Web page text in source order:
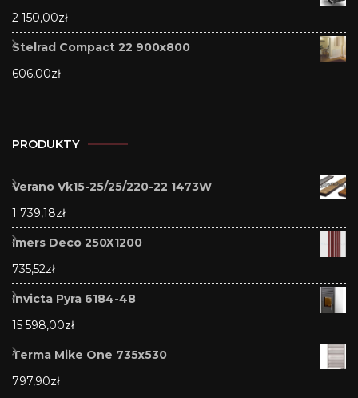
2 150,00zł
Stelrad Compact 22 900x800
606,00zł
PRODUKTY
Verano Vk15-25/25/220-22 1473W
1 739,18zł
Imers Deco 250X1200
735,52zł
Invicta Pyra 6184-48
15 598,00zł
Terma Mike One 735x530
797,90zł